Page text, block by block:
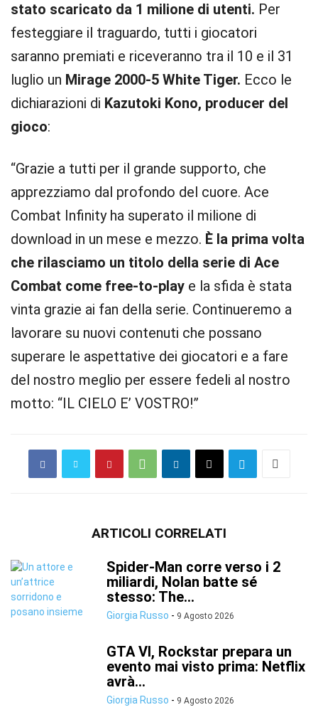
stato scaricato da 1 milione di utenti. Per
festeggiare il traguardo, tutti i giocatori
saranno premiati e riceveranno tra il 10 e il 31
luglio un Mirage 2000-5 White Tiger. Ecco le
dichiarazioni di Kazutoki Kono, producer del
gioco:
“Grazie a tutti per il grande supporto, che
apprezziamo dal profondo del cuore. Ace
Combat Infinity ha superato il milione di
download in un mese e mezzo. È la prima volta
che rilasciamo un titolo della serie di Ace
Combat come free-to-play e la sfida è stata
vinta grazie ai fan della serie. Continueremo a
lavorare su nuovi contenuti che possano
superare le aspettative dei giocatori e a fare
del nostro meglio per essere fedeli al nostro
motto: “IL CIELO E’ VOSTRO!”
ARTICOLI CORRELATI
Spider-Man corre verso i 2
miliardi, Nolan batte sé
stesso: The...
Giorgia Russo - 9 Agosto 2026
GTA VI, Rockstar prepara un
evento mai visto prima: Netflix
avrà...
Giorgia Russo - 9 Agosto 2026